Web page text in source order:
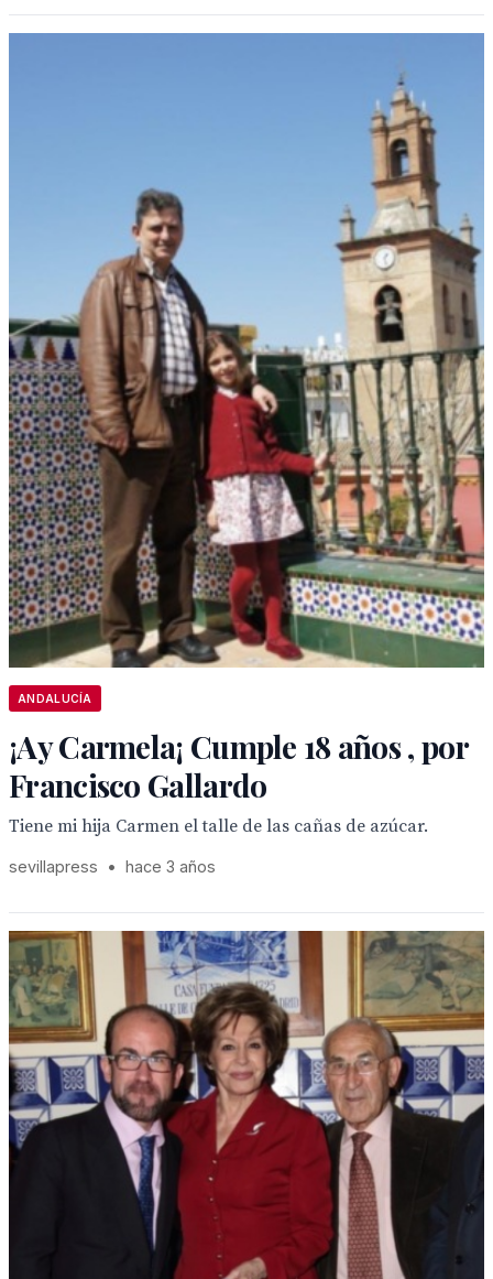
ANDALUCÍA
¡Ay Carmela¡ Cumple 18 años , por
Francisco Gallardo
Tiene mi hija Carmen el talle de las cañas de azúcar.
sevillapress • hace 3 años